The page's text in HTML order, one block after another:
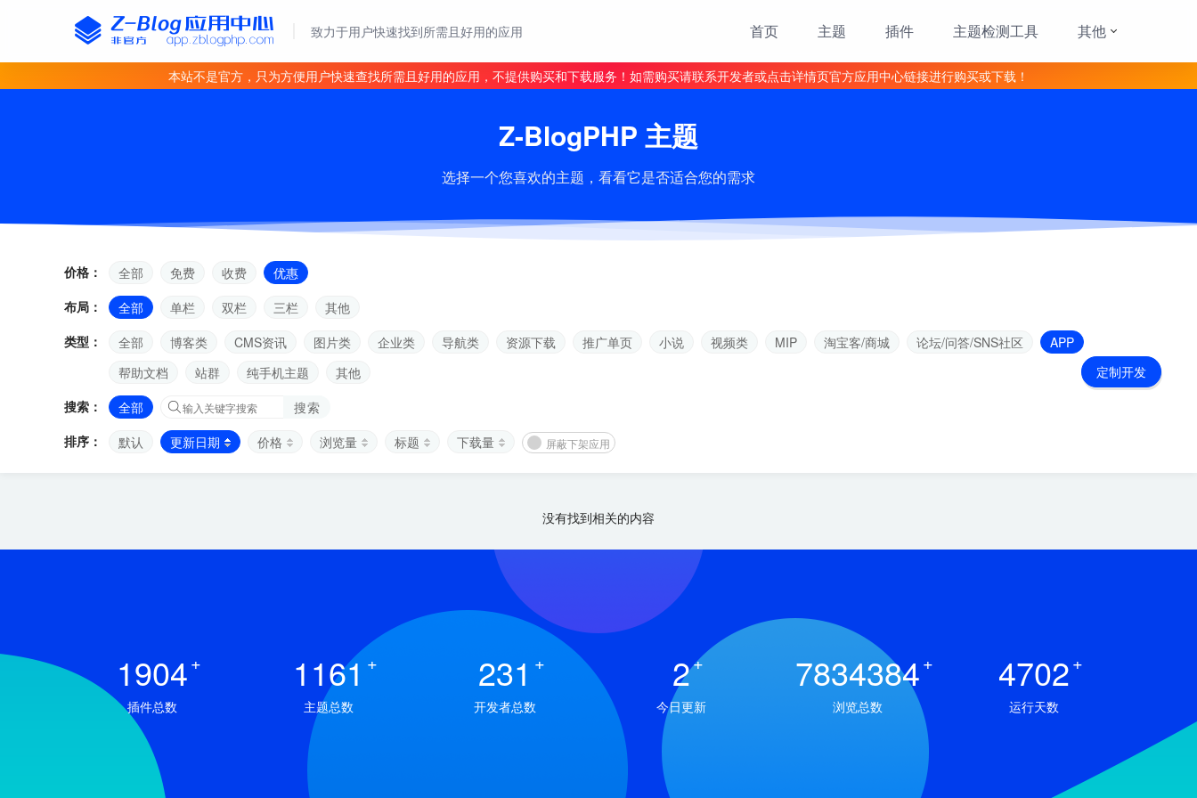
致力于用户快速找到所需且好用的应用 首页 主题 插件 主题检测工具 其他
本站不是官方，只为方便用户快速查找所需且好用的应用，不提供购买和下载服务！如需购买请联系开发者或点击详情页官方应用中心链接进行购买或下载！
Z-BlogPHP 主题
选择一个您喜欢的主题，看看它是否适合您的需求
价格： 全部 免费 收费
优惠
布局：
全部 单栏 双栏 三栏
其他
类型：
全部 博客类 CMS资讯 图片类 企业类 导航类 资源下载 推广单页 小说 视频类 MIP 淘宝客/商城 论坛/问答/SNS社区
APP
帮助文档
站群 纯手机主题
其他
搜索：
全部
搜索
排序：
默认 更新日期 价格 浏览量 标题 下载量 屏蔽下架应用
没有找到相关的内容
1904+
插件总数
1161 +
主题总数
231 +
开发者总数
2+
今日更新
7834384+
浏览总数
4702+
运行天数
定制开发